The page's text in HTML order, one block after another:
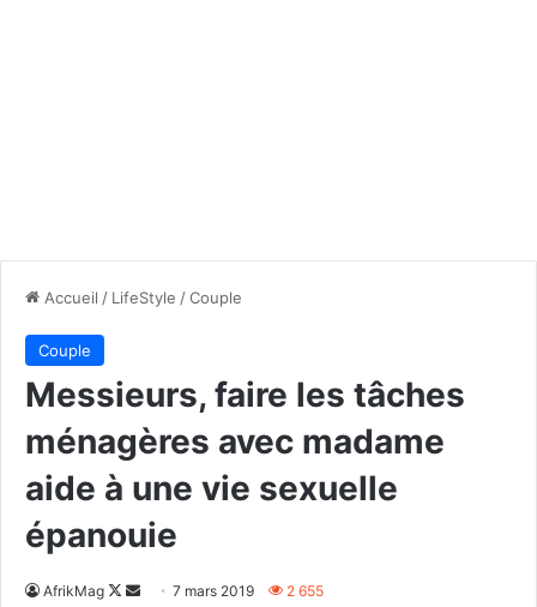
Accueil / LifeStyle /Couple
Couple
Messieurs, faire les tâches
ménagères avec madame
aide à une vie sexuelle
épanouie
AfrikMag
Follow
Envoyer7 mars 2019 2 655